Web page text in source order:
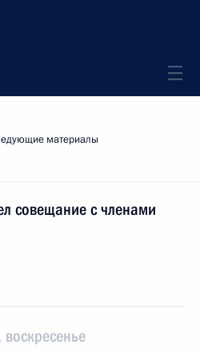
материалы
совещание с членами